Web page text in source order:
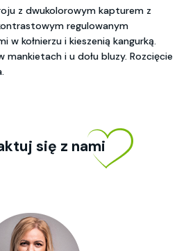
z dwukolorowym kapturem z
regulowanym
w kołnierzu i kieszenią kangurką.
mankietach i u dołu bluzy. Rozcięcie
się z nami